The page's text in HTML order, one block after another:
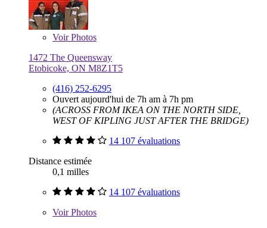
VoirPhotos
1472 The Queensway
Etobicoke, ON M8Z1T5
(416) 252-6295
Ouvert aujourd'hui de 7h am à 7h pm
(ACROSS FROM IKEA ON THE NORTH SIDE,
WEST OF KIPLING JUST AFTER THE BRIDGE)
14 107 évaluations
Distance estimée
0,1 milles
14 107 évaluations
VoirPhotos